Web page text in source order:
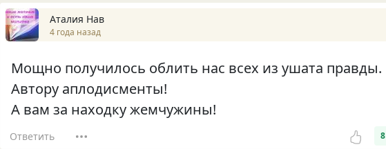
Аталия Нав
4 года назад
Мощно получилось облить нас всех из ушата правды.
Автору аплодисменты!
А вам за находку жемчужины!
Ответить 8